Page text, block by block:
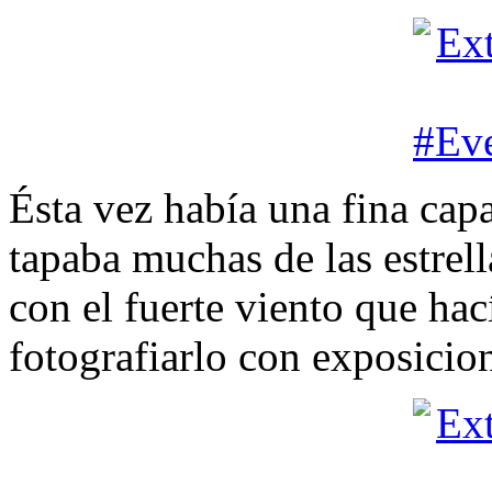
Ésta vez había una fina
tapaba muchas de las
con el fuerte viento que
fotografiarlo con